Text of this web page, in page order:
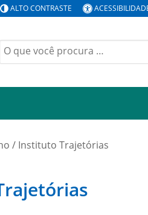
ALTO CONTRASTE
Buscar
por:
/ Instituto Trajetórias